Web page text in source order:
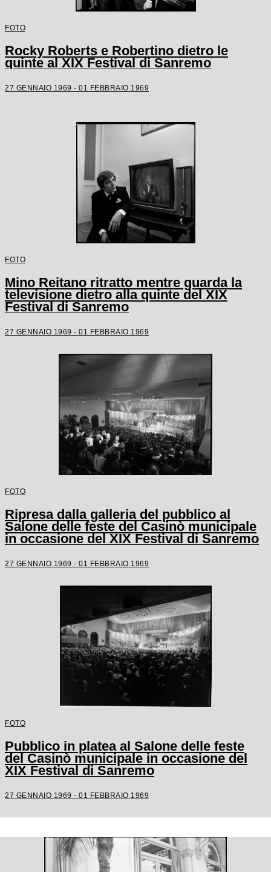
FOTO
Rocky Roberts e Robertino dietro le
quinte al XIX Festival di Sanremo
27 GENNAIO 1969 - 01 FEBBRAIO 1969
FOTO
Mino Reitano ritratto mentre guarda la
televisione dietro alla quinte del XIX
Festival di Sanremo
27 GENNAIO 1969 - 01 FEBBRAIO 1969
FOTO
Ripresa dalla galleria del pubblico al
Salone delle feste del Casinò municipale
in occasione del XIX Festival di Sanremo
27 GENNAIO 1969 - 01 FEBBRAIO 1969
FOTO
Pubblico in platea al Salone delle feste
del Casinò municipale in occasione del
XIX Festival di Sanremo
27 GENNAIO 1969 - 01 FEBBRAIO 1969